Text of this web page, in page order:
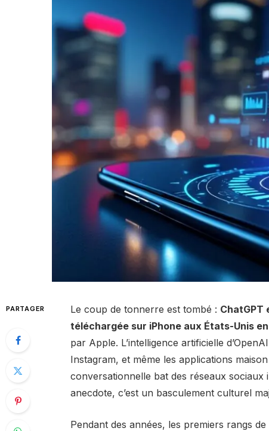
PARTAGER Le coup de tonnerre est tombé : ChatGPT
téléchargée sur iPhone aux États-Unis
par Apple. L’intelligence artificielle
Instagram, et même les applications
conversationnelle bat des réseaux sociaux
anecdote, c’est un basculement culturel
Pendant des années, les premiers rangs